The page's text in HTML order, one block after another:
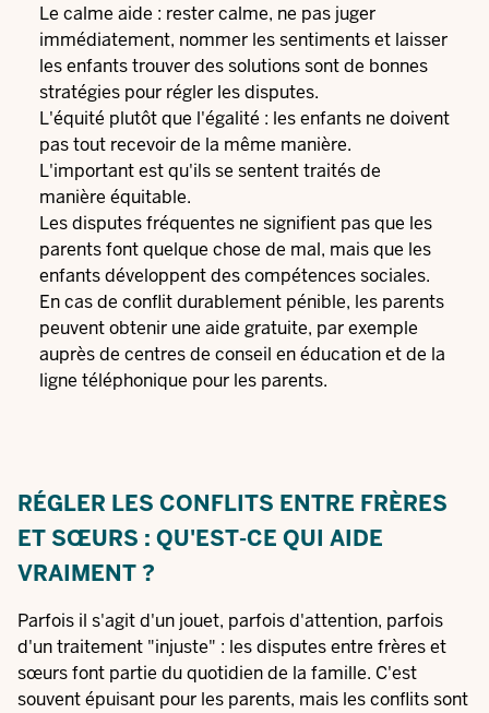
Le calme aide : rester calme, ne pas juger
immédiatement, nommer les sentiments et laisser
les enfants trouver des solutions sont de bonnes
stratégies pour régler les disputes.
L'équité plutôt que l'égalité : les enfants ne doivent
pas tout recevoir de la même manière.
L'important est qu'ils se sentent traités de
manière équitable.
Les disputes fréquentes ne signifient pas que les
parents font quelque chose de mal, mais que les
enfants développent des compétences sociales.
En cas de conflit durablement pénible, les parents
peuvent obtenir une aide gratuite, par exemple
auprès de centres de conseil en éducation et de la
ligne téléphonique pour les parents.
RÉGLER LES CONFLITS ENTRE FRÈRES
ET SŒURS : QU'EST-CE QUI AIDE
VRAIMENT ?
Parfois il s'agit d'un jouet, parfois d'attention, parfois
d'un traitement "injuste" : les disputes entre frères et
sœurs font partie du quotidien de la famille. C'est
souvent épuisant pour les parents, mais les conflits sont